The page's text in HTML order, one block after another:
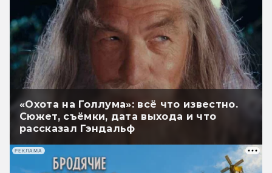
«Охота на Голлума»: всё что известно.
Сюжет, съёмки, дата выхода и что
рассказал Гэндальф
РЕКЛАМА